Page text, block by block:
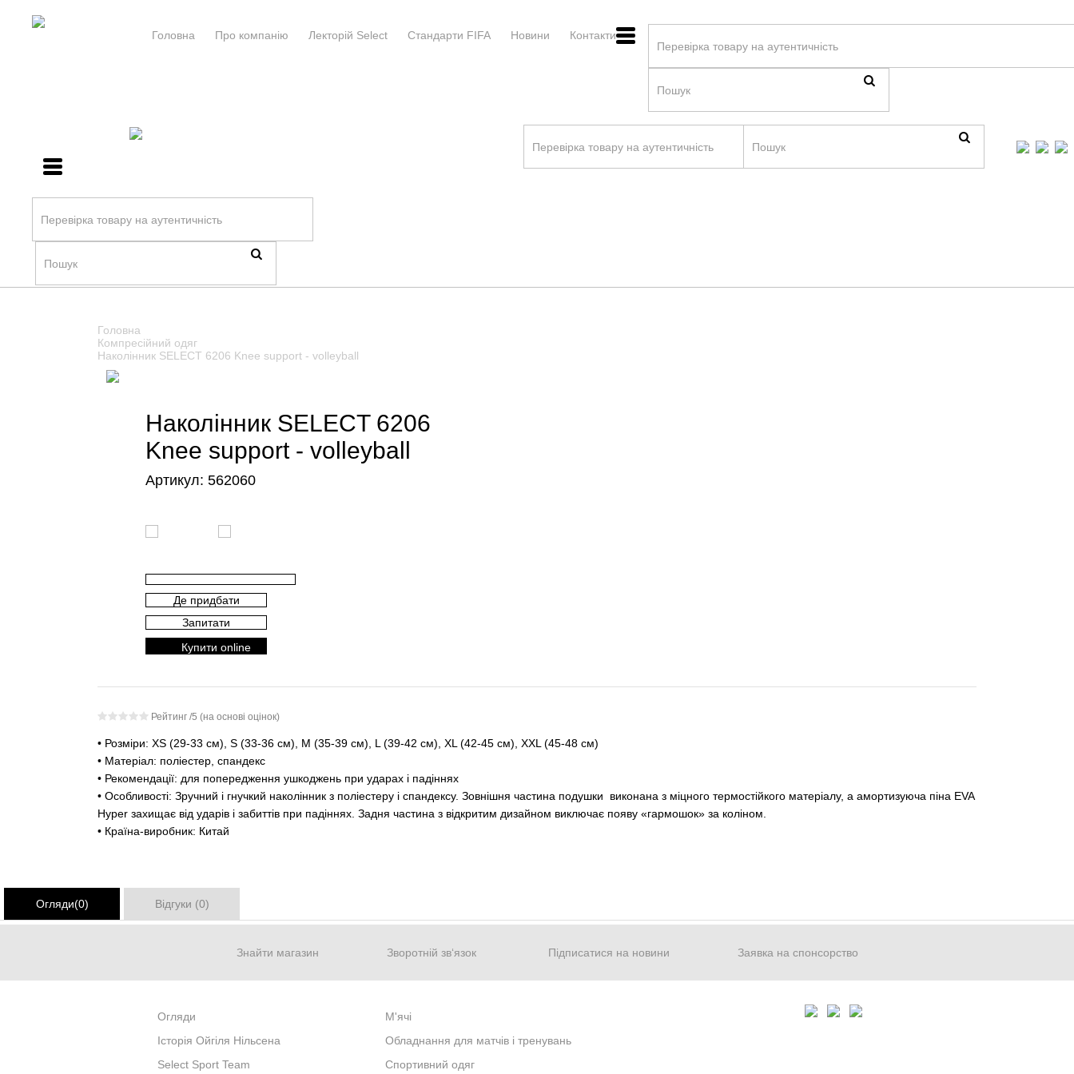
Головна Про компанiю Лекторій Select Стандарти FIFA Новини Контакти
Головна
Компресійний одяг
Наколінник SELECT 6206 Knee support - volleyball
Наколінник SELECT 6206
Knee support - volleyball
Артикул: 562060
Де придбати
Запитати
Купити online
Рейтинг /5 (на основі оцінок)
• Розміри: XS (29-33 см), S (33-36 см), M (35-39 см), L (39-42 см), XL (42-45 см), XXL (45-48 см)
• Матеріал: поліестер, спандекс
• Рекомендації: для попередження ушкоджень при ударах і падіннях
• Особливості: Зручний і гнучкий наколінник з поліестеру і спандексу. Зовнішня частина подушки виконана з міцного термостійкого матеріалу, а амортизуюча піна EVA
Hyper захищає від ударів і забиттів при падіннях. Задня частина з відкритим дизайном виключає появу «гармошок» за коліном.
• Країна-виробник: Китай
Огляди(0) Відгуки (0)
Знайти магазин Зворотній зв‘язок Підписатися на новини Заявка на спонсорство
Огляди
Iсторiя Ойгiля Нiльсена
Select Sport Team
М'ячі
Обладнання для матчів і тренувань
Спортивний одяг